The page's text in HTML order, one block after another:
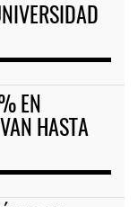
EN
HASTA